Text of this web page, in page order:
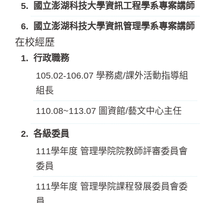
國立澎湖科技大學資訊工程學系專案講師
國立澎湖科技大學資訊管理學系專案講師
在校經歷
行政職務
105.02-106.07 學務處/課外活動指導組
組長
110.08~113.07 圖資館/藝文中心主任
各級委員
111學年度 管理學院院教師評審委員會
委員
111學年度 管理學院課程發展委員會委